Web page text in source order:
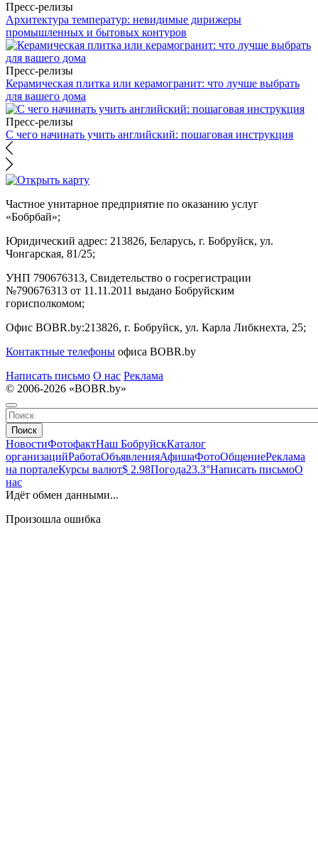
Пресс-релизы
Архитектура температур: невидимые дирижеры
промышленных и бытовых контуров
Пресс-релизы
Керамическая плитка или керамогранит: что лучше выбрать
для вашего дома
Пресс-релизы
С чего начинать учить английский: пошаговая инструкция
Частное унитарное предприятие по оказанию услуг
«Бобрбай»;
Юридический адрес: 213826, Беларусь, г. Бобруйск, ул.
Чонгарская, 81/25;
УНП 790676313, Свидетельство о госрегистрации
№790676313 от 11.11.2011 выдано Бобруйским
горисполкомом;
Офис BOBR.by:213826, г. Бобруйск, ул. Карла Либкнехта, 25;
Контактные телефоны офиса BOBR.by
Написать письмо О нас Реклама
© 2006-2026 «BOBR.by»
Поиск
НовостиФотофактНаш БобруйскКаталог
организацийРаботаОбъявленияАфишаФотоОбщениеРеклама
на порталеКурсы валют$ 2.98Погода23.3°Написать письмоО
нас
Идёт обмен данными...
Произошла ошибка